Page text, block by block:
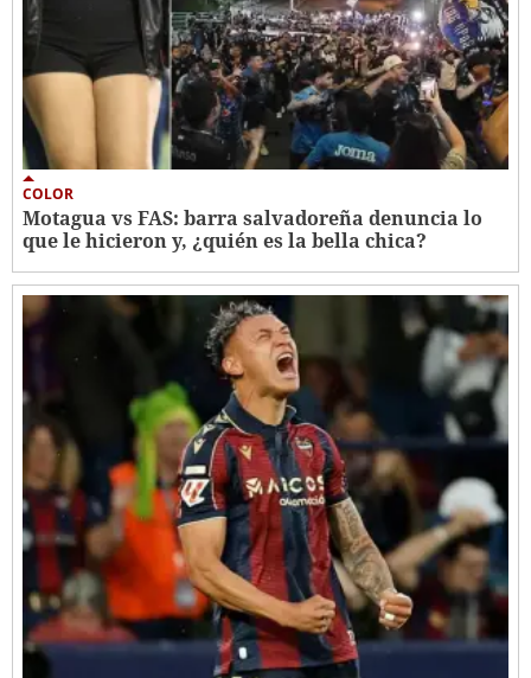
COLOR
Motagua vs FAS: barra salvadoreña denuncia lo
que le hicieron y, ¿quién es la bella chica?